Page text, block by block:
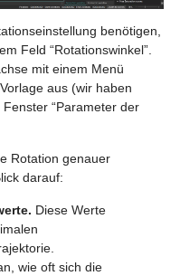
benötigen,
Feld “Rotationswinkel”.
mit einem Menü
aus (wir haben
“Parameter der
Rotation genauer
darauf:
Diese Werte
wie oft sich die